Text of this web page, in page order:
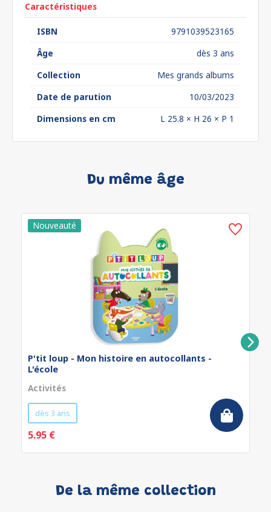
Caractéristiques
ISBN
9791039523165
Âge
dès 3 ans
Collection
Mes grands albums
Date de parution
10/03/2023
Dimensions en cm
L 25.8 × H 26 × P 1
Du même âge
P'tit loup - Mon histoire en autocollants -
L'école
Activités
dès 3 ans
5.95 €
De la même collection